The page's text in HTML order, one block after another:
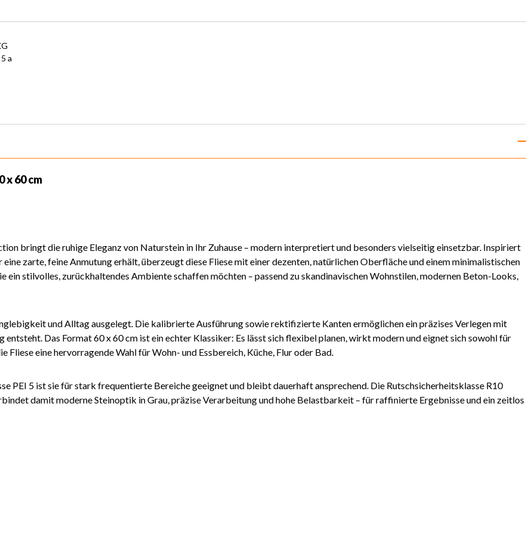
a
60 cm
bringt die ruhige Eleganz von Naturstein in Ihr Zuhause – modern interpretiert und besonders vielseitig einsetzbar. Inspiriert
zarte, feine Anmutung erhält, überzeugt diese Fliese mit einer dezenten, natürlichen Oberfläche und einem minimalistischen
ein stilvolles, zurückhaltendes Ambiente schaffen möchten – passend zu skandinavischen Wohnstilen, modernen Beton-Looks,
und Alltag ausgelegt. Die kalibrierte Ausführung sowie rektifizierte Kanten ermöglichen ein präzises Verlegen mit
entsteht. Das Format 60 x 60 cm ist ein echter Klassiker: Es lässt sich flexibel planen, wirkt modern und eignet sich sowohl für
eine hervorragende Wahl für Wohn- und Essbereich, Küche, Flur oder Bad.
5 ist sie für stark frequentierte Bereiche geeignet und bleibt dauerhaft ansprechend. Die Rutschsicherheitsklasse R10
damit moderne Steinoptik in Grau, präzise Verarbeitung und hohe Belastbarkeit – für raffinierte Ergebnisse und ein zeitlos